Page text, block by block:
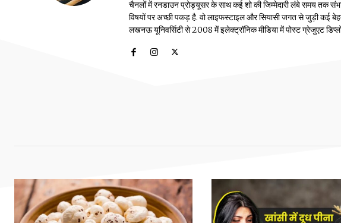
चैनलों में रनडाउन प्रोड्यूसर के साथ कई शो की जिम्मेदारी लंबे समय तक
विषयों पर अच्छी पकड़ है. वो लाइफस्टाइल और सियासी जगत से जुड़ी कई
लखनऊ यूनिवर्सिटी से 2008 में इलेक्ट्रॉनिक मीडिया में पोस्ट ग्रेजुएट